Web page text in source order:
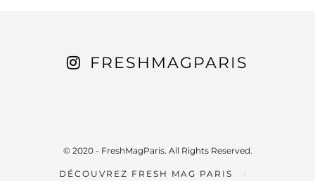
FRESHMAGPARIS
© 2020 - FreshMagParis. All Rights Reserved.
DÉCOUVREZ FRESH MAG PARIS